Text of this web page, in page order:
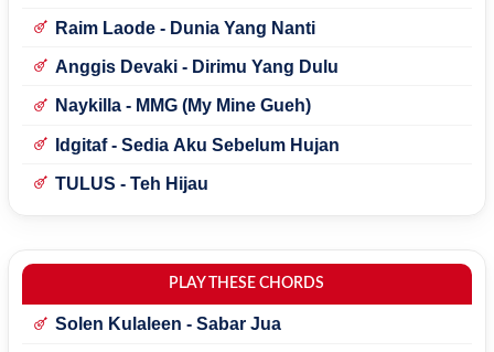
Raim Laode - Dunia Yang Nanti
Anggis Devaki - Dirimu Yang Dulu
Naykilla - MMG (My Mine Gueh)
Idgitaf - Sedia Aku Sebelum Hujan
TULUS - Teh Hijau
PLAY THESE CHORDS
Solen Kulaleen - Sabar Jua